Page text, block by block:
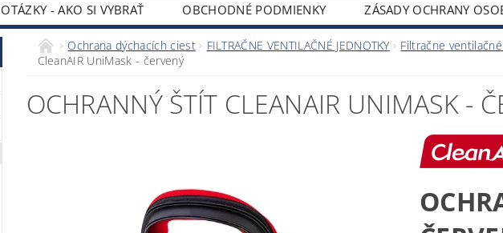
- AKO SI VYBRAŤ OBCHODNÉ PODMIENKY ZÁSADY OCHRANY
Ochrana dýchacích ciest FILTRAČNE VENTILAČNÉ JEDNOTKY Filtračne
CleanAIR UniMask - červený
OCHRANNÝ ŠTÍT CLEANAIR UNIMASK -